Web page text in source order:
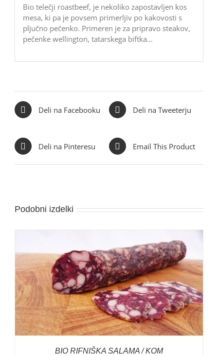
Bio telečji roastbeef, je nekoliko zapostavljen kos
mesa, ki pa je povsem primerljiv po kakovosti s
pljučno pečenko. Primeren je za pripravo steakov,
pečenke wellington, tatarskega biftka…
Deli na Facebooku Deli na Tweeterju
Deli na Pinteresu Email This Product
Podobni izdelki
BIO RIFNIŠKA SALAMA / KOM